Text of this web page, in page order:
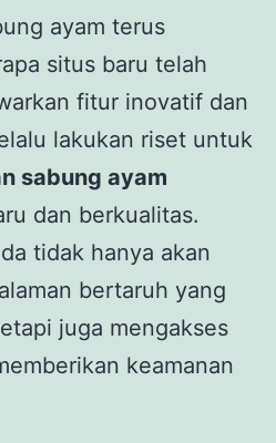
ayam terus
situs baru telah
fitur inovatif dan
lakukan riset untuk
sabung ayam
dan berkualitas.
tidak hanya akan
bertaruh yang
juga mengakses
keamanan